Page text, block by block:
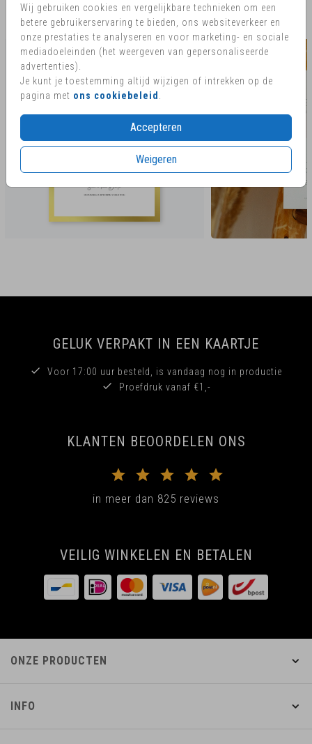
Wij gebruiken cookies en vergelijkbare technieken om een
betere gebruikerservaring te bieden, ons websiteverkeer en
onze prestaties te analyseren en voor marketing- en sociale
mediadoeleinden (het weergeven van gepersonaliseerde
advertenties).
Je kunt je toestemming altijd wijzigen of intrekken op de
pagina met ons cookiebeleid
Accepteren
Weigeren
AANBEVOLEN
GELUK VERPAKT IN EEN KAARTJE
Voor 17:00 uur besteld, is vandaag nog in productie
Proefdruk vanaf €1,-
KLANTEN BEOORDELEN ONS
in meer dan 825 reviews
VEILIG WINKELEN EN BETALEN
ONZE PRODUCTEN
INFO